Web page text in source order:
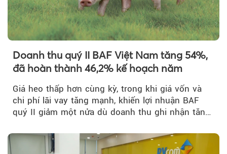
Doanh thu quý II BAF Việt Nam tăng 54%,
đã hoàn thành 46,2% kế hoạch năm
Giá heo thấp hơn cùng kỳ, trong khi giá vốn và
chi phí lãi vay tăng mạnh, khiến lợi nhuận BAF
quý II giảm một nửa dù doanh thu ghi nhận tăng